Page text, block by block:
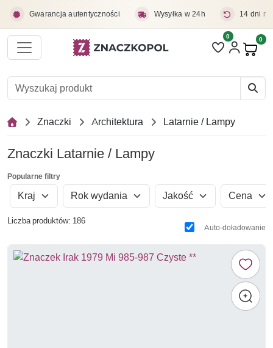
Gwarancja autentyczności Wysyłka w 24h 14 dni
Liczba pozycji
0 0
Znaczki Architektura Latarnie / Lampy
Znaczki Latarnie / Lampy
Popularne filtry
Kraj Rok wydania Jakość Cena
Liczba produktów: 186
Auto-doładowanie